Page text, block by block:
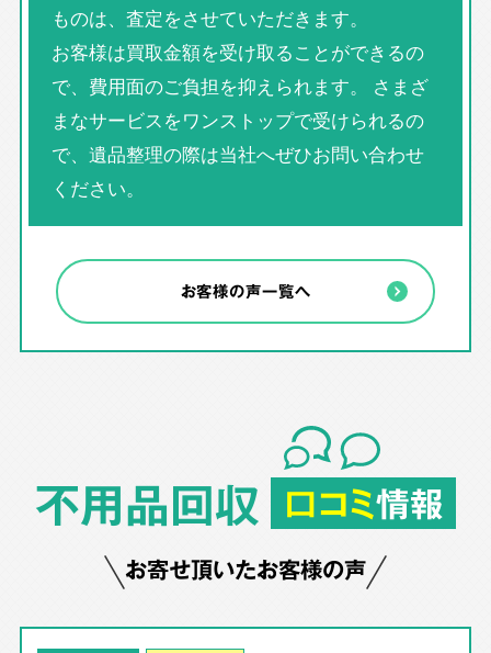
ものは、査定をさせていただきます。
お客様は買取金額を受け取ることができるの
で、費用面のご負担を抑えられます。 さまざ
まなサービスをワンストップで受けられるの
で、遺品整理の際は当社へぜひお問い合わせ
ください。
お客様の声一覧へ
不用品回収 口コミ情報
お寄せ頂いたお客様の声